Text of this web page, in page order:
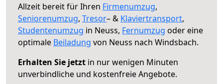
Allzeit bereit für Ihren Firmenumzug,
Seniorenumzug, Tresor– & Klaviertransport,
Studentenumzug in Neuss, Fernumzug oder eine
optimale Beiladung von Neuss nach Windsbach.
Erhalten Sie jetzt in nur wenigen Minuten
unverbindliche und kostenfreie Angebote.